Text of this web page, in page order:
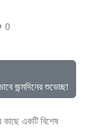
0
জন্মদিনের শুভেচ্ছা
কাছে একটি বিশেষ